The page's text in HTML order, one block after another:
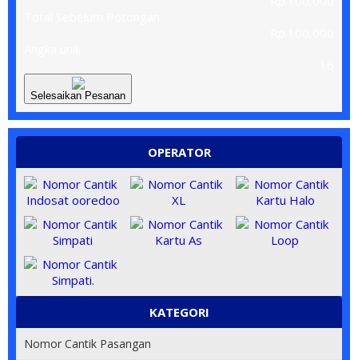
OPERATOR
KATEGORI
Nomor Cantik Pasangan
Selesaikan Pesanan